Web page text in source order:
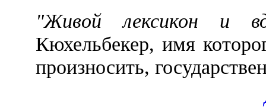
"Живой лексикон и
Кюхельбекер, имя
произносить,